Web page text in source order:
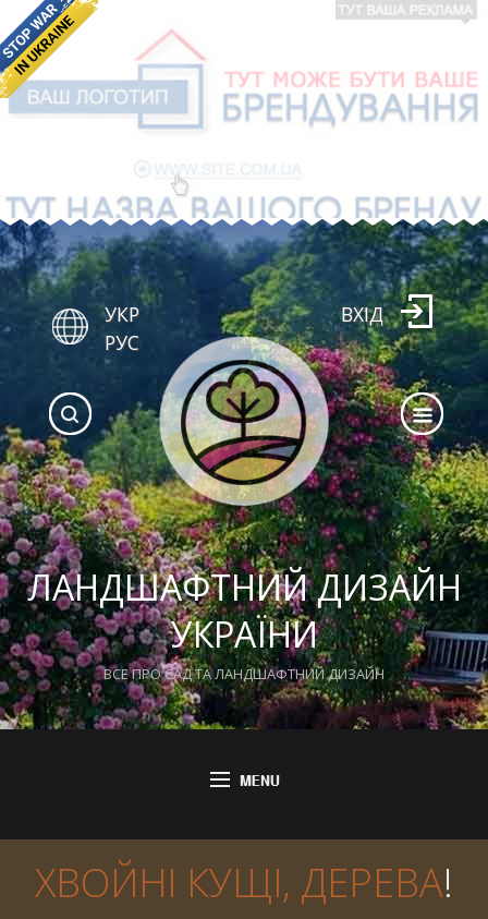
ЛАНДШАФТНИЙ ДИЗАЙН
УКРАЇНИ
ВСЕ ПРО САД ТА ЛАНДШАФТНИЙ ДИЗАЙН
УКР
РУС
ВХІД
ХВОЙНІ КУЩІ, ДЕРЕВА!